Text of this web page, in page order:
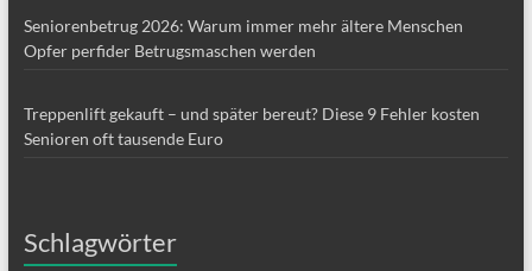
Seniorenbetrug 2026: Warum immer mehr ältere Menschen
Opfer perfider Betrugsmaschen werden
Treppenlift gekauft – und später bereut? Diese 9 Fehler kosten
Senioren oft tausende Euro
Schlagwörter